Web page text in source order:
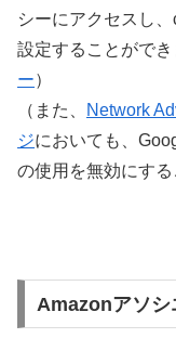
シーにアクセスし
設定することができ
ー）
（また、
Network
ジにおいても、
の使用を無効にする
Amazonアソシ